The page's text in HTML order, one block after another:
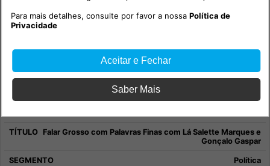
Falar Grosso com Palavras Finas com Lá Salette Marques e
Gonçalo Gaspar
Política
Para mais detalhes, consulte por favor a nossaPolítica de
Privacidade
Aceitar e Fechar
Saber Mais